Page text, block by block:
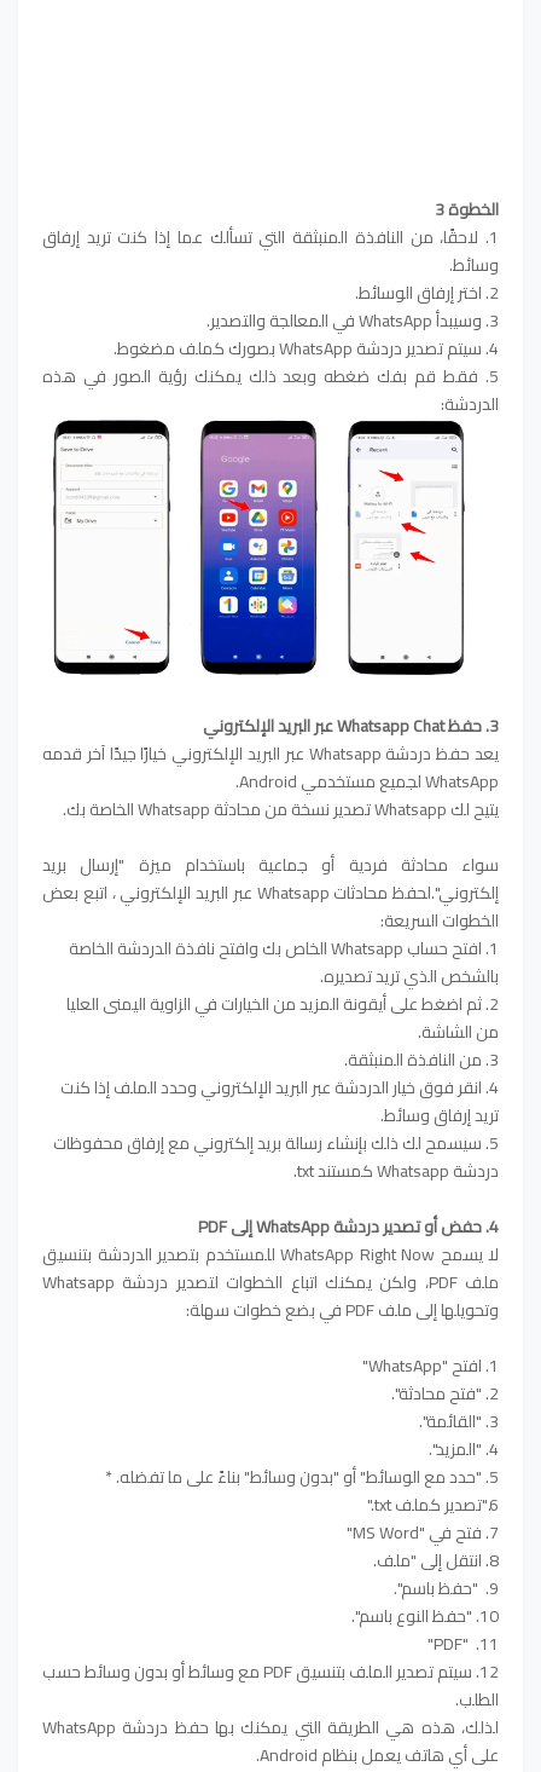
الخطوة 3
1. لاحقًا، من النافذة المنبثقة التي تسألك عما إذا كنت تريد إرفاق
وسائط.
2. اختر إرفاق الوسائط.
3. وسيبدأ WhatsApp في المعالجة والتصدير.
4. سيتم تصدير دردشة WhatsApp بصورك كملف مضغوط.
5. فقط قم بفك ضغطه وبعد ذلك يمكنك رؤية الصور في هذه
الدردشة:
3. حفظ Whatsapp Chat عبر البريد الإلكتروني
يعد حفظ دردشة Whatsapp عبر البريد الإلكتروني خيارًا جيدًا آخر قدمه
WhatsApp لجميع مستخدمي Android.
يتيح لك Whatsapp تصدير نسخة من محادثة Whatsapp الخاصة بك.
سواء محادثة فردية أو جماعية باستخدام ميزة "إرسال بريد
إلكتروني".
لحفظ محادثات Whatsapp عبر البريد الإلكتروني ، اتبع بعض
الخطوات السريعة:
1. افتح حساب Whatsapp الخاص بك وافتح نافذة الدردشة الخاصة
بالشخص الذي تريد تصديره.
2. ثم اضغط على أيقونة المزيد من الخيارات في الزاوية اليمنى العليا
من الشاشة.
3. من النافذة المنبثقة.
4. انقر فوق خيار الدردشة عبر البريد الإلكتروني وحدد الملف إذا كنت
تريد إرفاق وسائط.
5. سيسمح لك ذلك بإنشاء رسالة بريد إلكتروني مع إرفاق محفوظات
دردشة Whatsapp كمستند txt.
4. حفض أو تصدير دردشة WhatsApp إلى PDF
لا يسمح WhatsApp Right Now للمستخدم بتصدير الدردشة بتنسيق
ملف PDF، ولكن يمكنك اتباع الخطوات لتصدير دردشة Whatsapp
وتحويلها إلى ملف PDF في بضع خطوات سهلة:
1. افتح "WhatsApp"
2. "فتح محادثة".
3. "القائمة".
4. "المزيد".
5. "حدد مع الوسائط" أو "بدون وسائط" بناءً على ما تفضله. *
6."تصدير كملف txt."
7. فتح في "MS Word"
8. انتقل إلى "ملف.
9. "حفظ باسم".
10. "حفظ النوع باسم".
11. "PDF"
12. سيتم تصدير الملف بتنسيق PDF مع وسائط أو بدون وسائط حسب
الطلب.
لذلك، هذه هي الطريقة التي يمكنك بها حفظ دردشة WhatsApp
على أي هاتف يعمل بنظام Android.